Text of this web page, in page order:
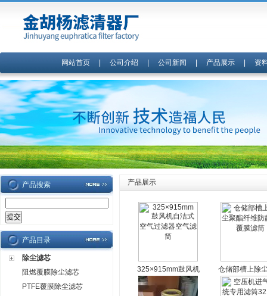
网站首页| 公司介绍 公司新闻 产品展示| 资
产品搜索
产品目录
除尘滤芯
阻燃覆膜除尘滤芯
PTFE覆膜除尘滤芯
产品展示
325×915mm鼓风机
自洁式空气过滤器空
气滤筒
仓储部槽上除
纤维防静电覆